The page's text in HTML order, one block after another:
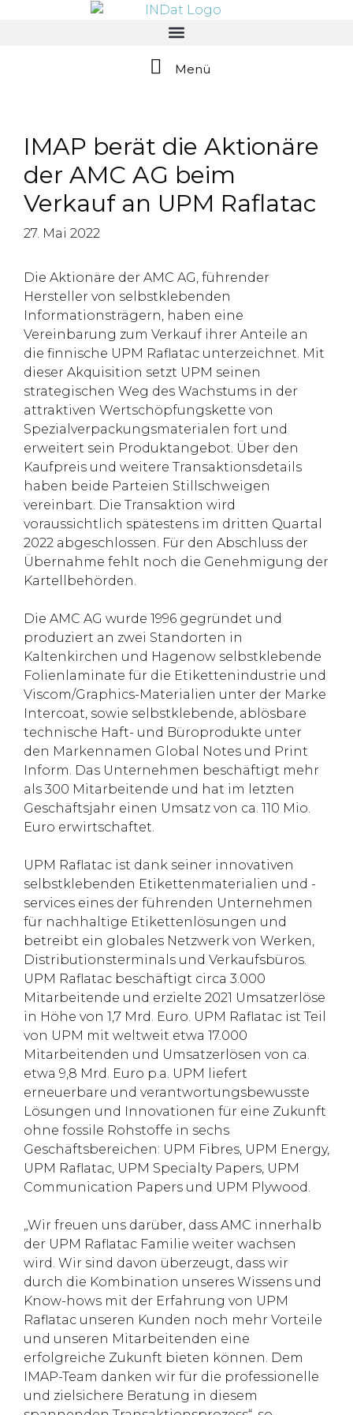
Menü
IMAP berät die Aktionäre
der AMC AG beim
Verkauf an UPM Raflatac
27. Mai 2022
Die Aktionäre der AMC AG, führender
Hersteller von selbstklebenden
Informationsträgern, haben eine
Vereinbarung zum Verkauf ihrer Anteile an
die finnische UPM Raflatac unterzeichnet. Mit
dieser Akquisition setzt UPM seinen
strategischen Weg des Wachstums in der
attraktiven Wertschöpfungskette von
Spezialverpackungsmaterialen fort und
erweitert sein Produktangebot. Über den
Kaufpreis und weitere Transaktionsdetails
haben beide Parteien Stillschweigen
vereinbart. Die Transaktion wird
voraussichtlich spätestens im dritten Quartal
2022 abgeschlossen. Für den Abschluss der
Übernahme fehlt noch die Genehmigung der
Kartellbehörden.
Die AMC AG wurde 1996 gegründet und
produziert an zwei Standorten in
Kaltenkirchen und Hagenow selbstklebende
Folienlaminate für die Etikettenindustrie und
Viscom/Graphics-Materialien unter der Marke
Intercoat, sowie selbstklebende, ablösbare
technische Haft- und Büroprodukte unter
den Markennamen Global Notes und Print
Inform. Das Unternehmen beschäftigt mehr
als 300 Mitarbeitende und hat im letzten
Geschäftsjahr einen Umsatz von ca. 110 Mio.
Euro erwirtschaftet.
UPM Raflatac ist dank seiner innovativen
selbstklebenden Etikettenmaterialien und -
services eines der führenden Unternehmen
für nachhaltige Etikettenlösungen und
betreibt ein globales Netzwerk von Werken,
Distributionsterminals und Verkaufsbüros.
UPM Raflatac beschäftigt circa 3.000
Mitarbeitende und erzielte 2021 Umsatzerlöse
in Höhe von 1,7 Mrd. Euro. UPM Raflatac ist Teil
von UPM mit weltweit etwa 17.000
Mitarbeitenden und Umsatzerlösen von ca.
etwa 9,8 Mrd. Euro p.a. UPM liefert
erneuerbare und verantwortungsbewusste
Lösungen und Innovationen für eine Zukunft
ohne fossile Rohstoffe in sechs
Geschäftsbereichen: UPM Fibres, UPM Energy,
UPM Raflatac, UPM Specialty Papers, UPM
Communication Papers und UPM Plywood.
„Wir freuen uns darüber, dass AMC innerhalb
der UPM Raflatac Familie weiter wachsen
wird. Wir sind davon überzeugt, dass wir
durch die Kombination unseres Wissens und
Know-hows mit der Erfahrung von UPM
Raflatac unseren Kunden noch mehr Vorteile
und unseren Mitarbeitenden eine
erfolgreiche Zukunft bieten können. Dem
IMAP-Team danken wir für die professionelle
und zielsichere Beratung in diesem